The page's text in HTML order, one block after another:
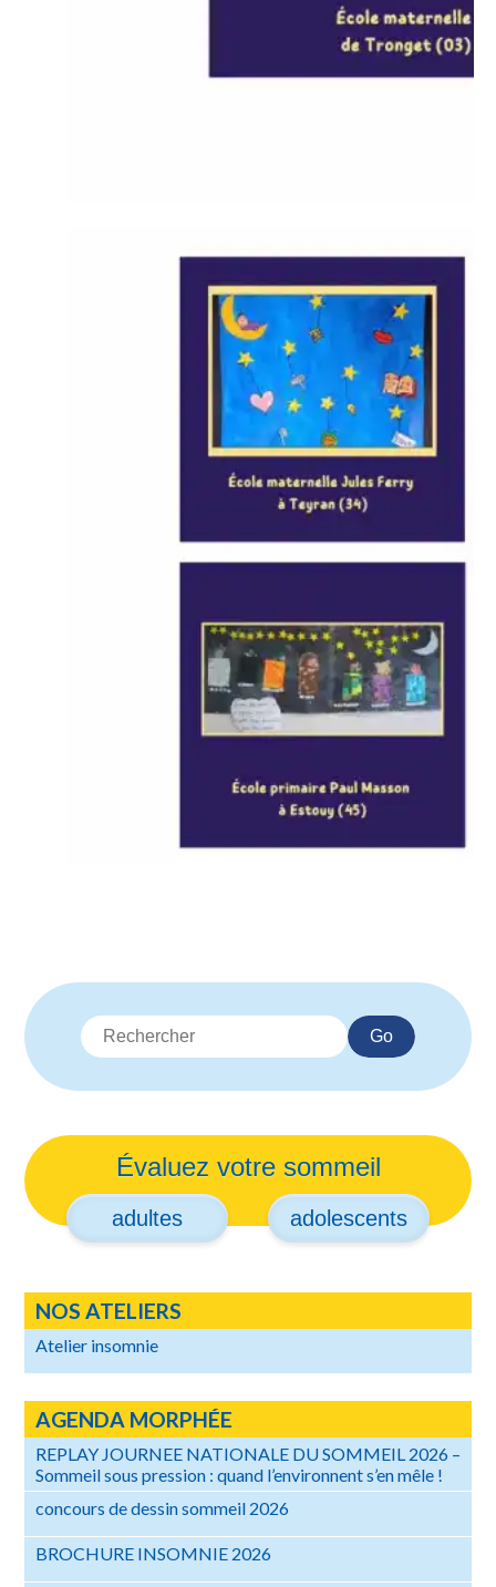
Go
Évaluez votre sommeil
adultes adolescents
NOS ATELIERS
Atelier insomnie
AGENDA MORPHÉE
REPLAY JOURNEE NATIONALE DU SOMMEIL 2026 –
Sommeil sous pression : quand l’environnent s’en mêle !
concours de dessin sommeil 2026
BROCHURE INSOMNIE 2026